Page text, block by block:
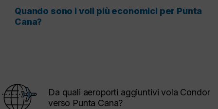
Quando sono i voli più economici per Punta
Cana?
Da quali aeroporti aggiuntivi vola Condor
verso Punta Cana?